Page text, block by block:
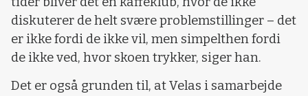
diskuterer de helt svære problemstillinger – det
er ikke fordi de ikke vil, men simpelthen fordi
de ikke ved, hvor skoen trykker, siger han.
Det er også grunden til, at Velas i samarbejde